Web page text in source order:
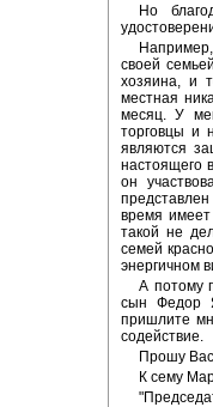
Но
своей
хозяина, и
местная
месяц. У
торговцы и
являются
настоящего
он
время имеет
такой не
семей
энергичном
А потому
сын Федор
пришлите
содействие.
Прошу
К сему